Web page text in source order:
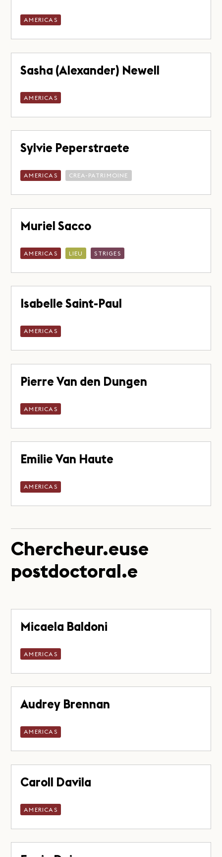
AMERICAS
Sasha (Alexander) Newell
AMERICAS
Sylvie Peperstraete
AMERICAS CREA-PATRIMOINE
Muriel Sacco
AMERICAS LIEU STRIGES
Isabelle Saint-Paul
AMERICAS
Pierre Van den Dungen
AMERICAS
Emilie Van Haute
AMERICAS
Chercheur.euse
postdoctoral.e
Micaela Baldoni
AMERICAS
Audrey Brennan
AMERICAS
Caroll Davila
AMERICAS